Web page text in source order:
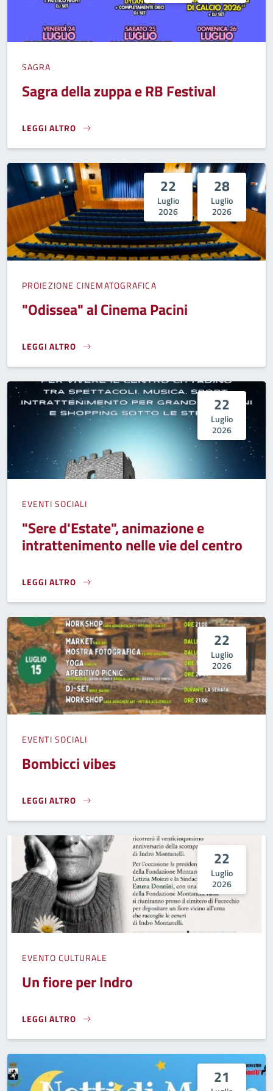
SAGRA
Sagra della zuppa e RB Festival
LEGGI ALTRO
SAGRA DELLA ZUPPA E RB FESTIVAL}
22
Luglio
2026
28
Luglio
2026
PROIEZIONE CINEMATOGRAFICA
"Odissea" al Cinema Pacini
LEGGI ALTRO
"ODISSEA" AL CINEMA PACINI}
22
Luglio
2026
EVENTI SOCIALI
"Sere d'Estate", animazione e
intrattenimento nelle vie del centro
LEGGI ALTRO
"SERE D'ESTATE", ANIMAZIONE E INTRATTENIMENTO
22
Luglio
2026
EVENTI SOCIALI
Bombicci vibes
LEGGI ALTRO
BOMBICCI VIBES}
22
Luglio
2026
EVENTO CULTURALE
Un fiore per Indro
LEGGI ALTRO
UN FIORE PER INDRO}
21